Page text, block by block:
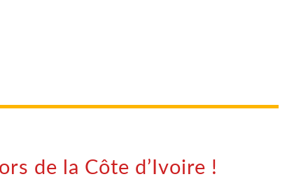
de la Côte d’Ivoire !